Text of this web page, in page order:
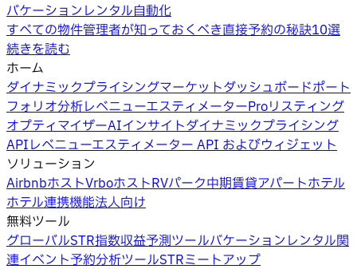
バケーションレンタル自動化
すべての物件管理者が知っておくべき直接予約の秘訣10選
続きを読む
ホーム
ダイナミックプライシングマーケットダッシュボードポート
フォリオ分析レベニューエスティメーターProリスティング
オプティマイザーAIインサイトダイナミックプライシング
APIレベニューエスティメーター API およびウィジェット
ソリューション
AirbnbホストVrboホストRVパーク中期賃貸アパートホテル
ホテル連携機能法人向け
無料ツール
グローバルSTR指数収益予測ツールバケーションレンタル関
連イベント予約分析ツールSTRミートアップ